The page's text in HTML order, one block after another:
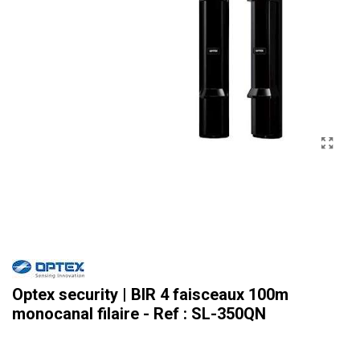
Optex security | BIR 4 faisceaux 100m
monocanal filaire - Ref : SL-350QN